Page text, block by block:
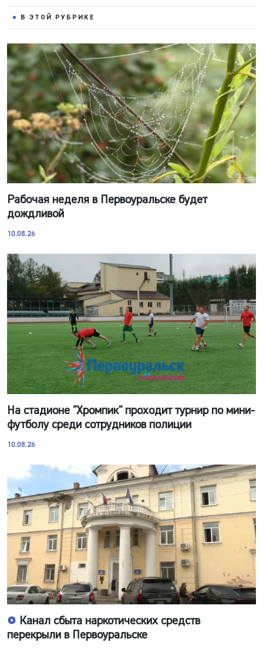
В ЭТОЙ РУБРИКЕ
Рабочая неделя в Первоуральске будет
дождливой
10.08.26
На стадионе "Хромпик" проходит турнир по мини-
футболу среди сотрудников полиции
10.08.26
Канал сбыта наркотических средств
перекрыли в Первоуральске